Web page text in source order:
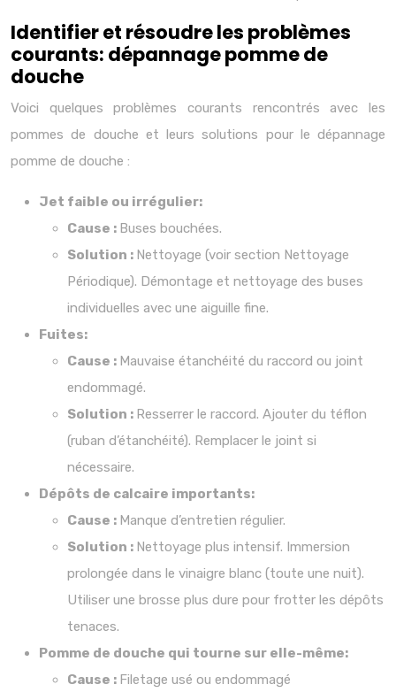
Identifier et résoudre les problèmes
courants: dépannage pomme de
douche
Voici quelques problèmes courants rencontrés avec les
pommes de douche et leurs solutions pour le dépannage
pomme de douche :
Jet faible ou irrégulier:
Cause : Buses bouchées.
Solution : Nettoyage (voir section Nettoyage
Périodique). Démontage et nettoyage des buses
individuelles avec une aiguille fine.
Fuites:
Cause : Mauvaise étanchéité du raccord ou joint
endommagé.
Solution : Resserrer le raccord. Ajouter du téflon
(ruban d’étanchéité). Remplacer le joint si
nécessaire.
Dépôts de calcaire importants:
Cause : Manque d’entretien régulier.
Solution : Nettoyage plus intensif. Immersion
prolongée dans le vinaigre blanc (toute une nuit).
Utiliser une brosse plus dure pour frotter les dépôts
tenaces.
Pomme de douche qui tourne sur elle-même:
Cause : Filetage usé ou endommagé